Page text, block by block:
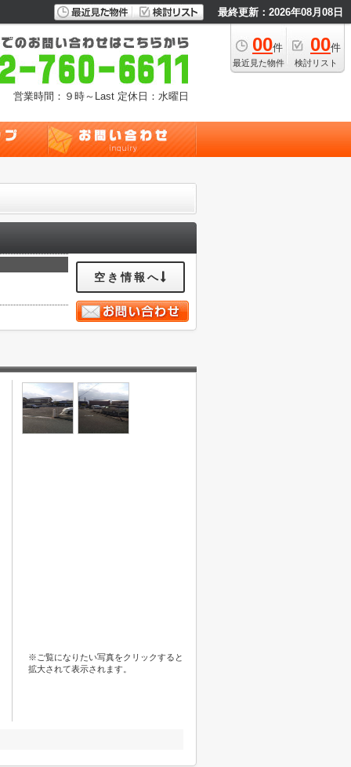
最終更新：2026年08月08日
00件
最近見た物件
00件
検討リスト
営業時間：９時～Last 定休日：水曜日
空き情報へ
※ご覧になりたい写真をクリックすると
拡大されて表示されます。